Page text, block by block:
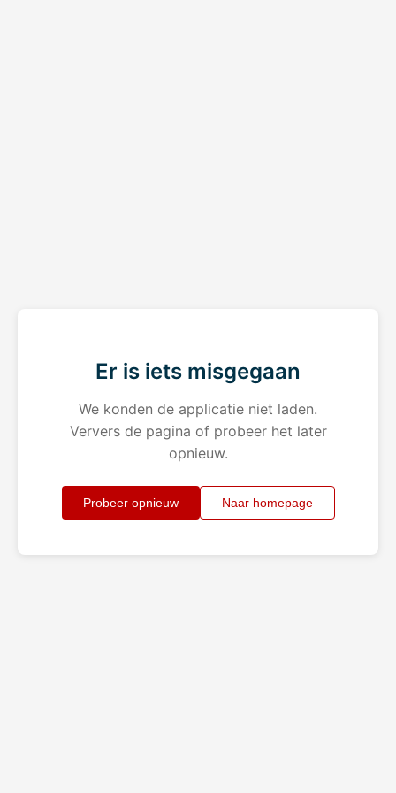
Er is iets misgegaan
We konden de applicatie niet laden.
Ververs de pagina of probeer het later
opnieuw.
Probeer opnieuw Naar homepage